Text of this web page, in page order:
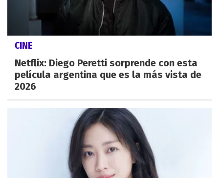
CINE
Netflix: Diego Peretti sorprende con esta
película argentina que es la más vista de
2026